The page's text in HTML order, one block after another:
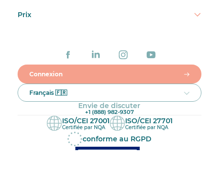
Prix
Connexion
Français 🇫🇷
Envie de discuter
+1 (888) 982-9307
ISO/CEI 27001
Certifiée par NQA
ISO/CEI 27701
Certifiée par NQA
conforme au RGPD